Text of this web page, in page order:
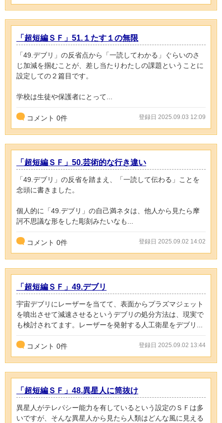
「超短編ＳＦ」51.１たす１の無限
「49.デブリ」の反省点から「一読してわかる」ぐらいのさ
じ加減を掴むことが、差し当たりわたしの課題ということに
設定しての２篇目です。
学校は生徒や保護者にとって...
コメント 0件 登録日 2025.09.03 12:09
「超短編ＳＦ」50.芸術的な行き違い
「49.デブリ」の反省を踏まえ、「一読して伝わる」ことを
念頭に書きました。
個人的に「49.デブリ」の自己満ネタは、他人から見たら摩
訶不思議な形をした彫刻みたいなも...
コメント 0件 登録日 2025.09.02 14:02
「超短編ＳＦ」49.デブリ
宇宙デブリにレーザーを当てて、表面からプラズマジェット
を噴出させて減速させるというデブリの処分方法は、現実で
も検討されてます。レーザーを発射する人工衛星をデブリ...
コメント 0件 登録日 2025.09.02 13:44
「超短編ＳＦ」48.異星人に筒抜け
異星人がテレパシー能力を有しているという設定のＳＦは多
いですが、そんな異星人から見たら人類はどんな風に見える